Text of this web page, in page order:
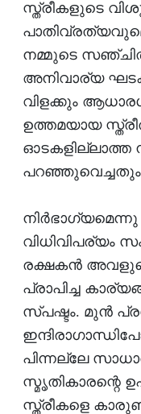
സ്ത്രീകളുടെ
നമ്മുടെ
അനിവാര്യ
വിളക്കും
ഉത്തമയായ
വിധിവിപര്യം
രക്ഷകന്‍
പ്രാപിച്ച
സ്പഷ്ടം. മുന്‍
പിന്നല്ലേ
സ്മൃതികാരന്റെ
സ്ത്രീകളെ